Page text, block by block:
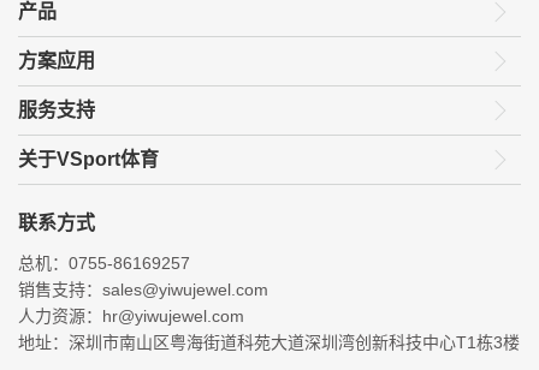
联系方式
总机：0755-86169257
销售支持：sales@yiwujewel.com
人力资源：hr@yiwujewel.com
地址：深圳市南山区粤海街道科苑大道深圳湾创新科技中心T1栋3楼
产品
方案应用
服务支持
关于VSport体育